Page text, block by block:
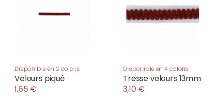
Disponible en 2 coloris
Velours piqué
1,65 €
Disponible en 4 coloris
Tresse velours 13mm
3,10 €